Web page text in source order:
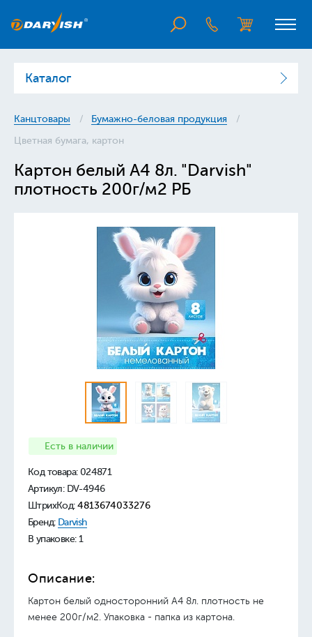
Каталог
Канцтовары Бумажно-беловая продукция
Цветная бумага, картон
Картон белый А4 8л. "Darvish"
плотность 200г/м2 РБ
Есть в наличии
Код товара: 024871
Артикул: DV-4946
ШтрихКод: 4813674033276
Бренд: Darvish
В упаковке: 1
Описание:
Картон белый односторонний А4 8л. плотность не
менее 200г/м2. Упаковка - папка из картона.